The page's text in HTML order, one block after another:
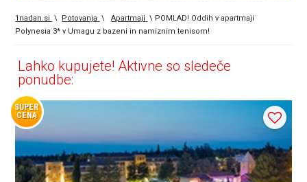
1nadan.si \ Potovanja \ Apartmaji \ POMLAD! Oddih v apartmaji
Polynesia 3* v Umagu z bazeni in namiznim tenisom!
Lahko kupujete! Aktivne so sledeče
ponudbe:
SUPER
CENA